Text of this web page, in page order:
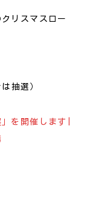
リスマスロー
抽選）
を開催します|